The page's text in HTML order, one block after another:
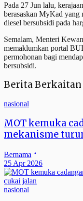
Pada 27 Jun lalu,
berasaskan MyKad yang
diesel bersubsidi pada
Semalam, Menteri
memaklumkan portal
permohonan bagi
bersubsidi.
Berita Berkaitan
nasional
MOT kemuka
mekanisme
Bernama
25 Apr 2026
nasional